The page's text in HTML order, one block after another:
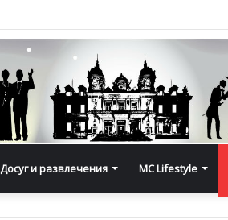
Досуг и развлечения MC Lifestyle